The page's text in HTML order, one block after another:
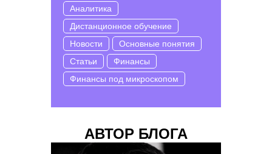
Аналитика
Дистанционное обучение
Новости
Основные понятия
Статьи
Финансы
Финансы под микроскопом
АВТОР БЛОГА